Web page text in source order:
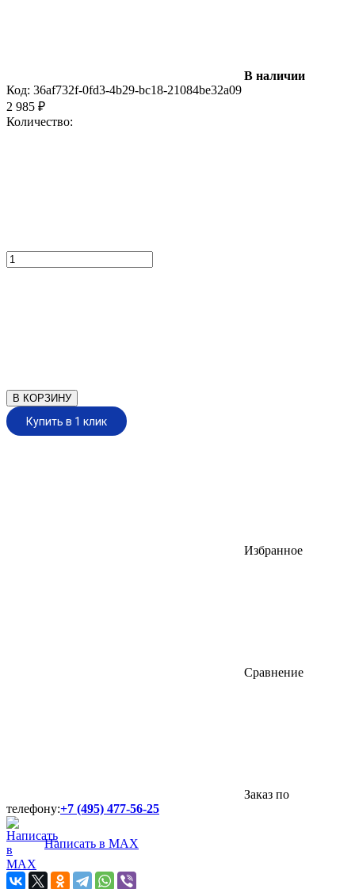
В наличии
Код: 36af732f-0fd3-4b29-bc18-21084be32a09
2 985 ₽
Количество:
В КОРЗИНУ
Купить в 1 клик
Избранное
Сравнение
Заказ по
телефону:+7 (495) 477-56-25
Написать в MAX